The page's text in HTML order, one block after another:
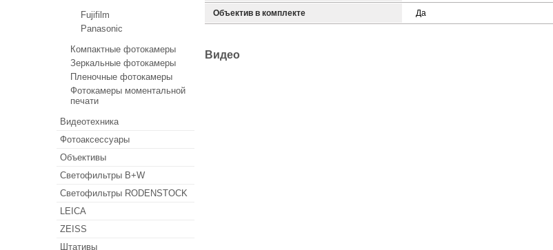
Объектив в комплекте Да
Видео
Fujifilm
Panasonic
Компактные фотокамеры
Зеркальные фотокамеры
Пленочные фотокамеры
Фотокамеры моментальной
печати
Видеотехника
Фотоаксессуары
Объективы
Светофильтры B+W
Светофильтры RODENSTOCK
LEICA
ZEISS
Штативы